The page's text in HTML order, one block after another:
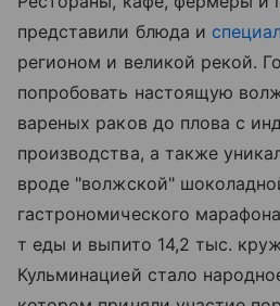
представили блюда и
регионом и великой рекой.
попробовать настоящую
вареных раков до плова с
производства, а также
вроде "волжской"
гастрономического
т еды и выпито 14,2 тыс.
Кульминацией стало